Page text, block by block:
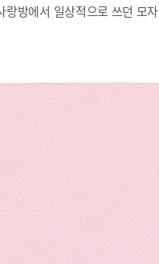
랑방에서 일상적으로 쓰던 모자